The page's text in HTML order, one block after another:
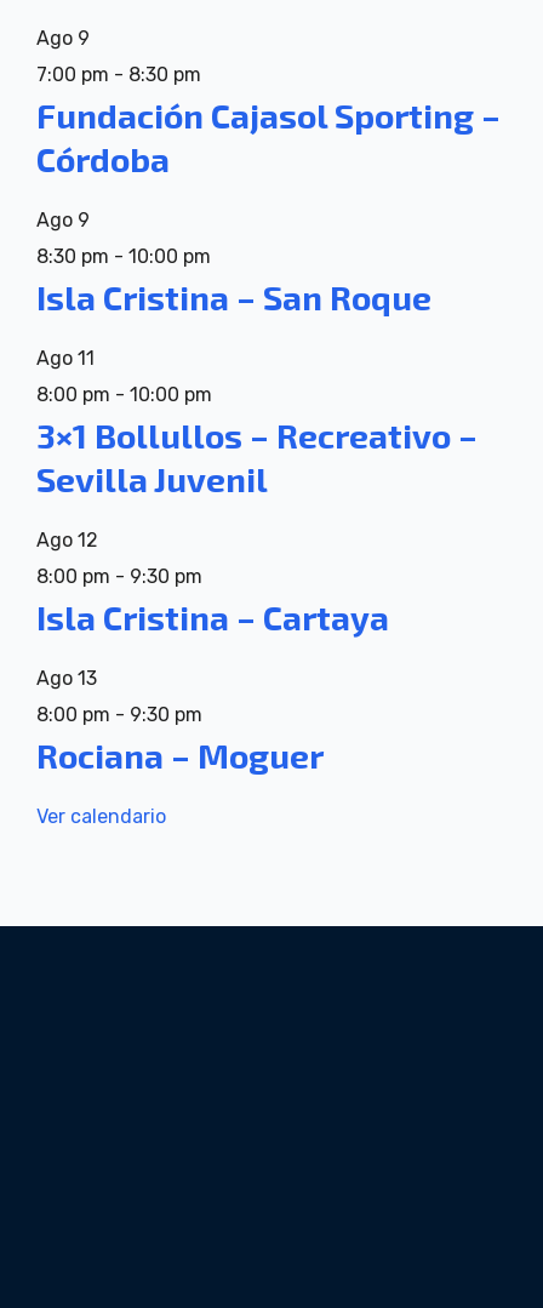
Ago 9
7:00 pm - 8:30 pm
Fundación Cajasol Sporting –
Córdoba
Ago 9
8:30 pm - 10:00 pm
Isla Cristina – San Roque
Ago 11
8:00 pm - 10:00 pm
3×1 Bollullos – Recreativo –
Sevilla Juvenil
Ago 12
8:00 pm - 9:30 pm
Isla Cristina – Cartaya
Ago 13
8:00 pm - 9:30 pm
Rociana – Moguer
Ver calendario